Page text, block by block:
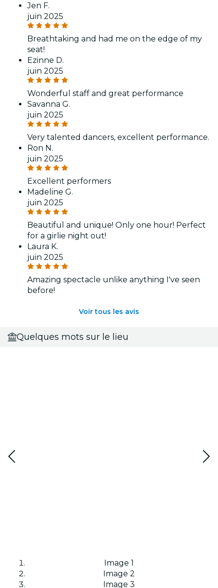
Jen F.
juin 2025
Breathtaking and had me on the edge of my
seat!
Ezinne D.
juin 2025
Wonderful staff and great performance
Savanna G.
juin 2025
Very talented dancers, excellent performance.
Ron N.
juin 2025
Excellent performers
Madeline G.
juin 2025
Beautiful and unique! Only one hour! Perfect
for a girlie night out!
Laura K.
juin 2025
Amazing spectacle unlike anything I've seen
before!
Voir tous les avis
Quelques mots sur le lieu
Image 1
Image 2
Image 3